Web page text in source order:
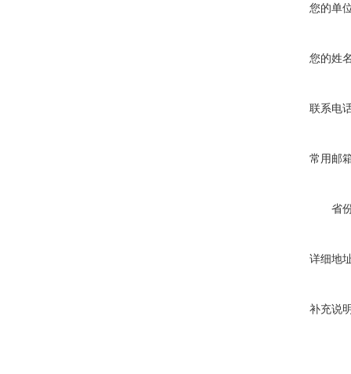
您的单
您的姓
联系电
常用邮
省
详细地
补充说